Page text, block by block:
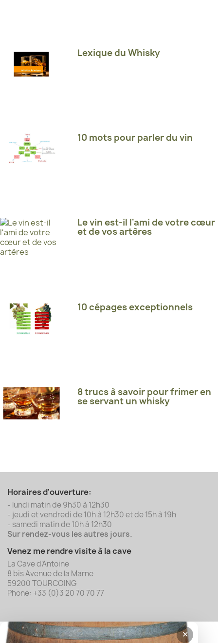
Lexique du Whisky
10 mots pour parler du vin
Le vin est-il l'ami de votre cœur
et de vos artères
10 cépages exceptionnels
8 trucs à savoir pour frimer en
se servant un whisky
Horaires d'ouverture:
- lundi matin de 9h30 à 12h30
- jeudi et vendredi de 10h à 12h30 et de 15h à 19h
- samedi matin de 10h à 12h30
Sur rendez-vous les autres jours.
Venez me rendre visite à la cave
La Cave d'Antoine
8 bis Avenue de la Marne
59200 TOURCOING
Phone: +33 (0)3 20 70 70 77
✕